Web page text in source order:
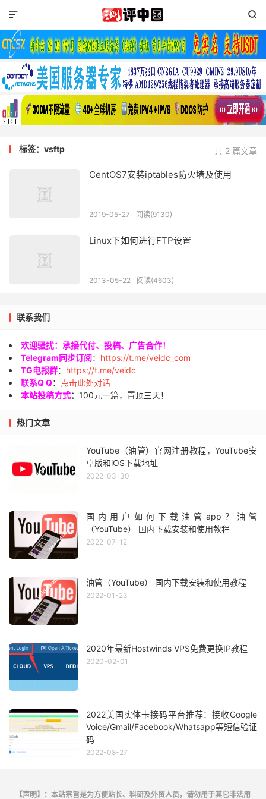


共 2 篇文章
标签：vsftp
CentOS7安装iptables防火墙及使用
2019-05-27 阅读(9130)
Linux下如何进行FTP设置
2013-05-22 阅读(4603)
联系我们
欢迎骚扰：承接代付、投稿、广告合作！
Telegram同步订阅： https://t.me/veidc_com
TG电报群： https://t.me/veidc
联系Q Q：
点击此处对话
本站投稿方式： 100元一篇，置顶三天！
热门文章
YouTube（油管）官网注册教程，YouTube安
卓版和iOS下载地址
2022-03-30
国内用户如何下载油管app？油管
（YouTube） 国内下载安装和使用教程
2022-07-12
油管（YouTube） 国内下载安装和使用教程
2022-01-23
2020年最新Hostwinds VPS免费更换IP教程
2020-02-01
2022美国实体卡接码平台推荐：接收Google
Voice/Gmail/Facebook/Whatsapp等短信验证
码
2022-08-27
【声明】：本站宗旨是为方便站长、科研及外贸人员，请勿用于其它非法用